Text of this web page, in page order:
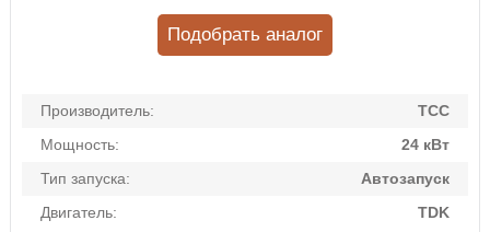
Производитель:
ТСС
Мощность:
24 кВт
Тип запуска:
Автозапуск
Двигатель:
TDK
Подобрать аналог